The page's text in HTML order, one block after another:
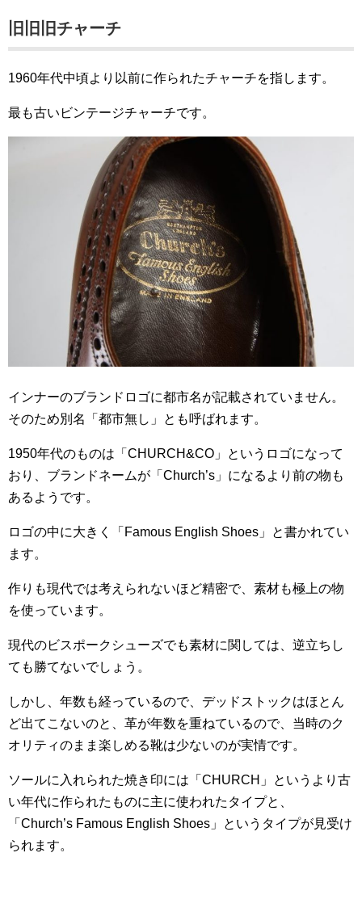
旧旧旧チャーチ
1960年代中頃より以前に作られたチャーチを指します。
最も古いビンテージチャーチです。
インナーのブランドロゴに都市名が記載されていません。
そのため別名「都市無し」とも呼ばれます。
1950年代のものは「CHURCH&CO」というロゴになって
おり、ブランドネームが「Church’s」になるより前の物も
あるようです。
ロゴの中に大きく「Famous English Shoes」と書かれてい
ます。
作りも現代では考えられないほど精密で、素材も極上の物
を使っています。
現代のビスポークシューズでも素材に関しては、逆立ちし
ても勝てないでしょう。
しかし、年数も経っているので、デッドストックはほとん
ど出てこないのと、革が年数を重ねているので、当時のク
オリティのまま楽しめる靴は少ないのが実情です。
ソールに入れられた焼き印には「CHURCH」というより古
い年代に作られたものに主に使われたタイプと、
「Church’s Famous English Shoes」というタイプが見受け
られます。